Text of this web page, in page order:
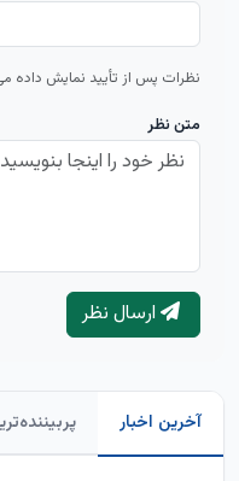
نظرات پس از تأیید نمایش داده
متن نظر
ارسال نظر
آخرین اخبار